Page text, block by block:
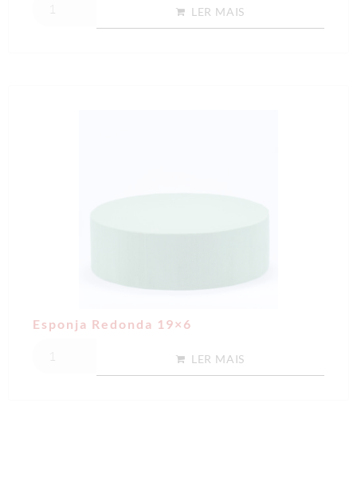
LER MAIS
Esponja Redonda 19×6
LER MAIS